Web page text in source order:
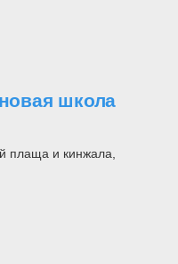
школа
плаща и кинжала,